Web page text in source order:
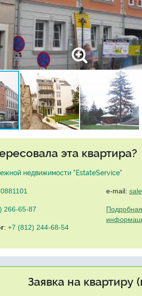
эта квартира?
недвижимости "EstateService"
266-65-87
: +7 (812) 244-68-54
e-mail:
Заявка на квартиру